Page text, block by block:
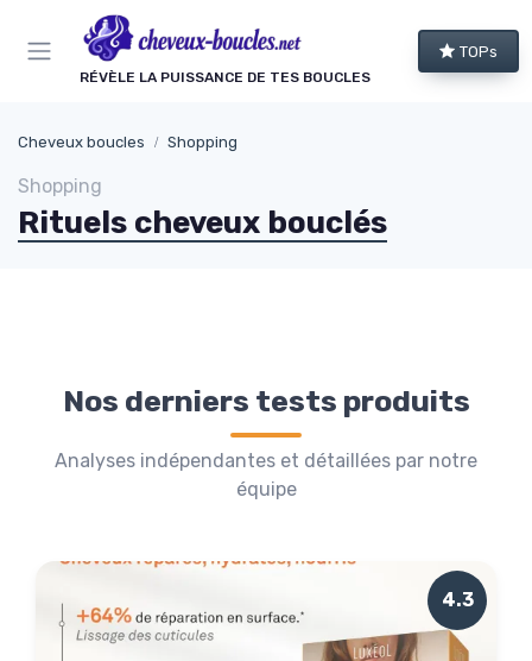
RÉVÈLE LA PUISSANCE DE TES BOUCLES
TOPs
Cheveux boucles Shopping
Shopping
Rituels cheveux bouclés
Nos derniers tests produits
Analyses indépendantes et détaillées par notre
équipe
4.3
Panneau de gestion des cookies